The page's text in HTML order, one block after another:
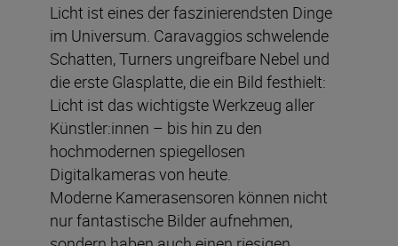
Licht ist eines der faszinierendsten Dinge
im Universum. Caravaggios schwelende
Schatten, Turners ungreifbare Nebel und
die erste Glasplatte, die ein Bild festhielt:
Licht ist das wichtigste Werkzeug aller
Künstler:innen – bis hin zu den
hochmodernen spiegellosen
Digitalkameras von heute.
Moderne Kamerasensoren können nicht
nur fantastische Bilder aufnehmen,